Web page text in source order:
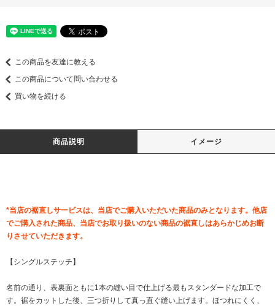
この商品を友達に教える
この商品について問い合わせる
買い物を続ける
商品説明 イメージ
*当店の裾直しサービスは、当店でご購入いただいた商品のみとなります。他店
でご購入された商品、当店でお取り扱いのない商品の裾直しはあらかじめお断
りさせていただきます。
【シングルステッチ】
名前の通り、表裏面ともに1本の縫い目で仕上げる最もスタンダードな加工で
す。裾をカットした後、三つ折りして真っ直ぐ縫い上げます。ほつれにくく、